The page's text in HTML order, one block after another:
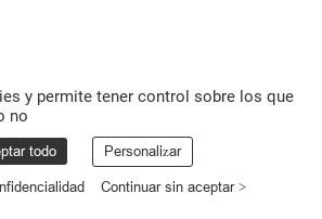
y permite tener control sobre los que
no
todo Personalizar
Continuar sin aceptar >